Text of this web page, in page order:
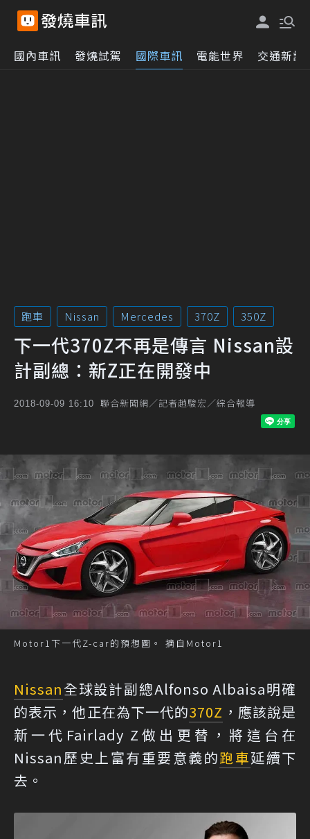
國內車訊 發燒試駕 國際車訊 電能世界 交通新訊
跑車 Nissan Mercedes 370Z 350Z
下一代370Z不再是傳言 Nissan設
計副總：新Z正在開發中
2018-09-09 16:10 聯合新聞網／記者趙駿宏／綜合報導
Motor1下一代Z-car的預想圖。 摘自Motor1
Nissan全球設計副總Alfonso Albaisa明確
的表示，他正在為下一代的370Z ，應該說是
新一代Fairlady Z做出更替，將這台在
Nissan歷史上富有重要意義的跑車延續下
去。